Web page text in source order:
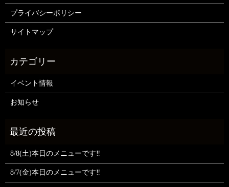
プライバシーポリシー
サイトマップ
イベント情報
お知らせ
8/8(土)本日のメニューです‼️
8/7(金)本日のメニューです‼️